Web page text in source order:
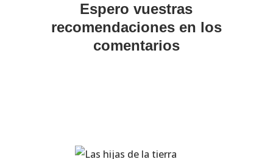
Espero vuestras
recomendaciones en los
comentarios